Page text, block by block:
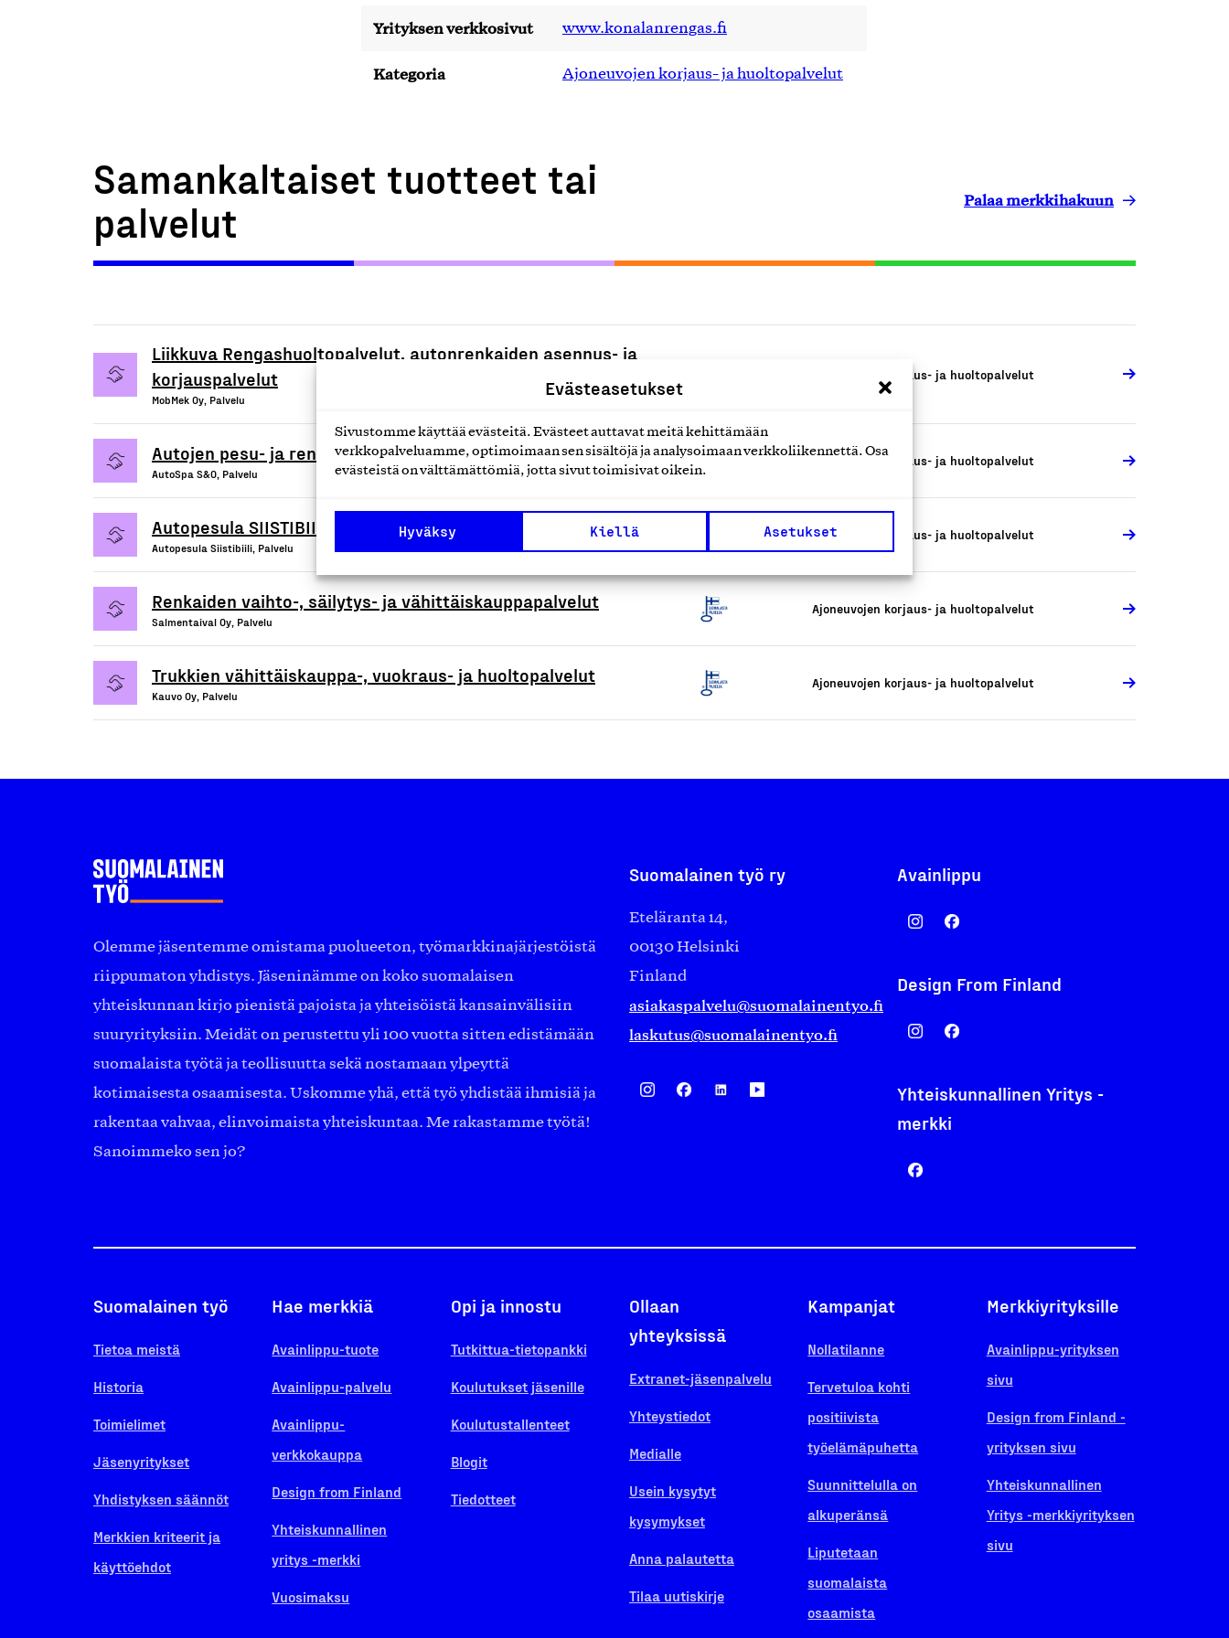
Evästeasetukset
Sivustomme käyttää evästeitä. Evästeet auttavat meitä kehittämään
verkkopalveluamme, optimoimaan sen sisältöjä ja analysoimaan verkkoliikennettä. Osa
evästeistä on välttämättömiä, jotta sivut toimisivat oikein.
Hyväksy Kiellä Asetukset
Yrityksen verkkosivut www.konalanrengas.fi
Kategoria Ajoneuvojen korjaus- ja huoltopalvelut
Samankaltaiset tuotteet tai
palvelut
Palaa merkkihakuun
Liikkuva Rengashuoltopalvelut, autonrenkaiden asennus- ja
korjauspalvelut
MobMek Oy, Palvelu
Ajoneuvojen korjaus- ja huoltopalvelut
Autojen pesu- ja rengaspalvelut
AutoSpa S&O, Palvelu
Ajoneuvojen korjaus- ja huoltopalvelut
Autopesula SIISTIBIILIn pesulapalvelut
Autopesula Siistibiili, Palvelu
Ajoneuvojen korjaus- ja huoltopalvelut
Renkaiden vaihto-, säilytys- ja vähittäiskauppapalvelut
Salmentaival Oy, Palvelu
Ajoneuvojen korjaus- ja huoltopalvelut
Trukkien vähittäiskauppa-, vuokraus- ja huoltopalvelut
Kauvo Oy, Palvelu
Ajoneuvojen korjaus- ja huoltopalvelut
Olemme jäsentemme omistama puolueeton, työmarkkinajärjestöistä
riippumaton yhdistys. Jäseninämme on koko suomalaisen
yhteiskunnan kirjo pienistä pajoista ja yhteisöistä kansainvälisiin
suuryrityksiin. Meidät on perustettu yli 100 vuotta sitten edistämään
suomalaista työtä ja teollisuutta sekä nostamaan ylpeyttä
kotimaisesta osaamisesta. Uskomme yhä, että työ yhdistää ihmisiä ja
rakentaa vahvaa, elinvoimaista yhteiskuntaa. Me rakastamme työtä!
Sanoimmeko sen jo?
Suomalainen työ ry
Eteläranta 14,
00130 Helsinki
Finland
asiakaspalvelu@suomalainentyo.fi
laskutus@suomalainentyo.fi
Avainlippu
Design From Finland
Yhteiskunnallinen Yritys -
merkki
Suomalainen työ
Tietoa meistä
Historia
Toimielimet
Jäsenyritykset
Yhdistyksen säännöt
Merkkien kriteerit ja
käyttöehdot
Hae merkkiä
Avainlippu-tuote
Avainlippu-palvelu
Avainlippu-
verkkokauppa
Design from Finland
Yhteiskunnallinen
yritys -merkki
Vuosimaksu
Opi ja innostu
Tutkittua-tietopankki
Koulutukset jäsenille
Koulutustallenteet
Blogit
Tiedotteet
Ollaan
yhteyksissä
Extranet-jäsenpalvelu
Yhteystiedot
Medialle
Usein kysytyt
kysymykset
Anna palautetta
Tilaa uutiskirje
Kampanjat
Nollatilanne
Tervetuloa kohti
positiivista
työelämäpuhetta
Suunnittelulla on
alkuperänsä
Liputetaan
suomalaista
osaamista
Merkkiyrityksille
Avainlippu-yrityksen
sivu
Design from Finland -
yrityksen sivu
Yhteiskunnallinen
Yritys -merkkiyrityksen
sivu